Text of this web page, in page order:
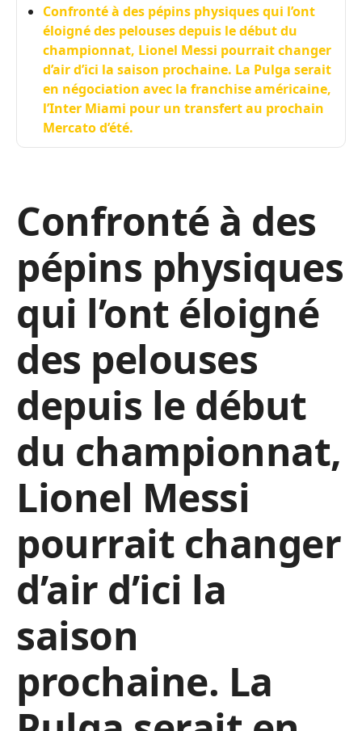
Confronté à des pépins physiques qui l’ont
éloigné des pelouses depuis le début du
championnat, Lionel Messi pourrait changer
d’air d’ici la saison prochaine. La Pulga serait
en négociation avec la franchise américaine,
l’Inter Miami pour un transfert au prochain
Mercato d’été.
Confronté à des
pépins physiques
qui l’ont éloigné
des pelouses
depuis le début
du championnat,
Lionel Messi
pourrait changer
d’air d’ici la
saison
prochaine. La